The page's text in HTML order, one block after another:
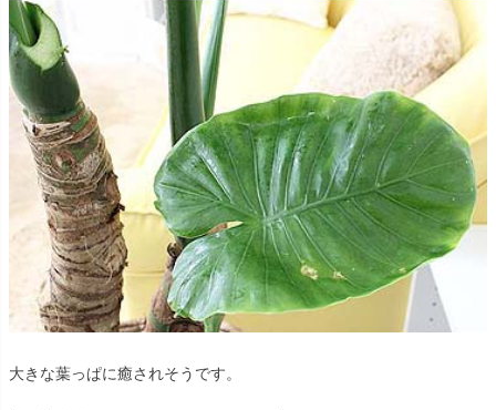
大きな葉っぱに癒されそうです。